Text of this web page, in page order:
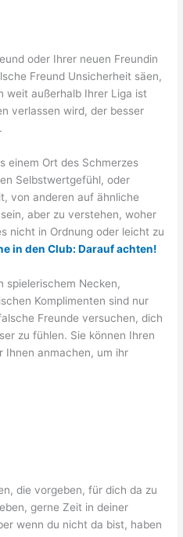
oder Ihrer neuen Freundin
Freund Unsicherheit säen,
weit außerhalb Ihrer Liga ist
verlassen wird, der besser
einem Ort des Schmerzes
Selbstwertgefühl, oder
von anderen auf ähnliche
aber zu verstehen, woher
nicht in Ordnung oder leicht zu
in den Club: Darauf achten!
spielerischem Necken,
Komplimenten sind nur
Freunde versuchen, dich
zu fühlen. Sie können Ihren
Ihnen anmachen, um ihr
die vorgeben, für dich da zu
gerne Zeit in deiner
wenn du nicht da bist, haben